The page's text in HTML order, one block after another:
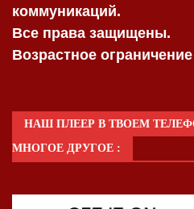
коммуникаций.
Все права защищены.
Возрастное
НАШ ПЛЕЕР В ТВОЕМ
МНОГОЕ ДРУГОЕ :